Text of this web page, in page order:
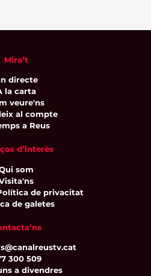
Mira’t
directe
la carta
veure'ns
al compte
a Reus
d’interès
som
de privacitat
de galetes
300 509
a divendres